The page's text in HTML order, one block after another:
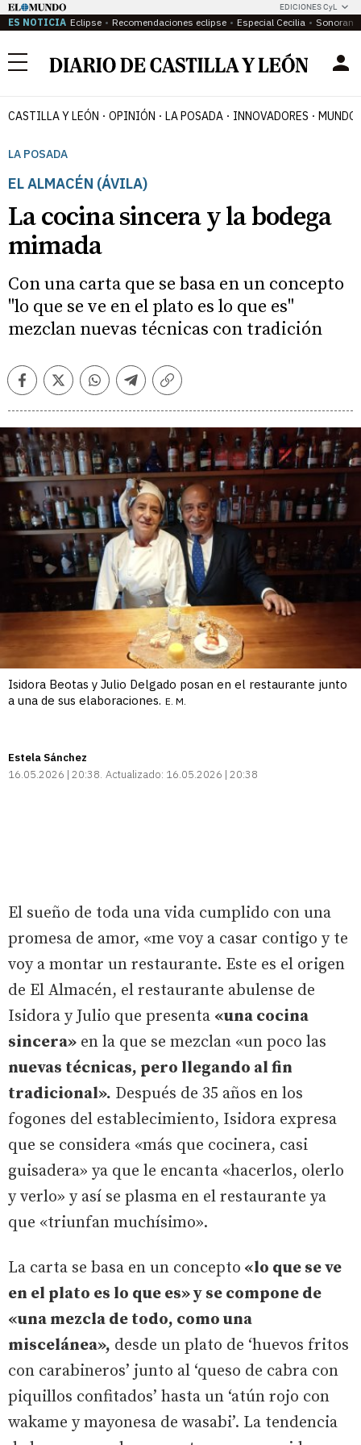
EDICIONES CyL
ES NOTICIA Eclipse Recomendaciones eclipse Especial Cecilia
Menú
CASTILLA Y LEÓN OPINIÓN LA POSADA INNOVADORES MUNDO
LA POSADA
EL ALMACÉN (ÁVILA)
La cocina sincera y la bodega
mimada
Con una carta que se basa en un concepto
"lo que se ve en el plato es lo que es"
mezclan nuevas técnicas con tradición
FacebookTwitterWhatsappTelegramCopiar
Isidora Beotas y Julio Delgado posan en el restaurante junto
a una de sus elaboraciones. E. M.
Estela Sánchez
16.05.2026 | 20:38 Actualizado: 16.05.2026 | 20:38
El sueño de toda una vida cumplido con una
promesa de amor, «me voy a casar contigo y te
voy a montar un restaurante. Este es el origen
de El Almacén, el restaurante abulense de
Isidora y Julio que presenta «una cocina
sincera» en la que se mezclan «un poco las
nuevas técnicas, pero llegando al fin
tradicional». Después de 35 años en los
fogones del establecimiento, Isidora expresa
que se considera «más que cocinera, casi
guisadera» ya que le encanta «hacerlos, olerlo
y verlo» y así se plasma en el restaurante ya
que «triunfan muchísimo».
La carta se basa en un concepto «lo que se ve
en el plato es lo que es» y se compone de
«una mezcla de todo, como una
miscelánea», desde un plato de ‘huevos fritos
con carabineros’ junto al ‘queso de cabra con
piquillos confitados’ hasta un ‘atún rojo con
wakame y mayonesa de wasabi’. La tendencia